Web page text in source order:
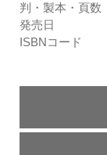
判・製本・頁数
発売日
ISBNコード